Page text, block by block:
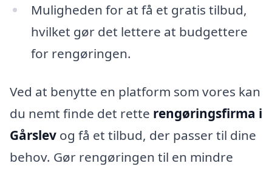
Muligheden for at få et gratis tilbud,
hvilket gør det lettere at budgettere
for rengøringen.
Ved at benytte en platform som vores kan
du nemt finde det rette rengøringsfirma i
Gårslev og få et tilbud, der passer til dine
behov. Gør rengøringen til en mindre